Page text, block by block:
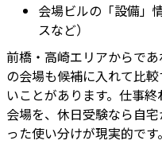
会場ビルの「設備」
スなど）
前橋・高崎エリアからであ
の会場も候補に入れて比
いことがあります。仕事
会場を、休日受験なら自
った使い分けが現実的です。